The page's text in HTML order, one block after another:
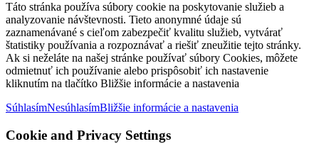
Táto stránka používa súbory cookie na poskytovanie služieb a
analyzovanie návštevnosti. Tieto anonymné údaje sú
zaznamenávané s cieľom zabezpečiť kvalitu služieb, vytvárať
štatistiky používania a rozpoznávať a riešiť zneužitie tejto stránky.
Ak si neželáte na našej stránke používať súbory Cookies, môžete
odmietnuť ich používanie alebo prispôsobiť ich nastavenie
kliknutím na tlačítko Bližšie informácie a nastavenia
SúhlasímNesúhlasímBližšie informácie a nastavenia
Cookie and Privacy Settings